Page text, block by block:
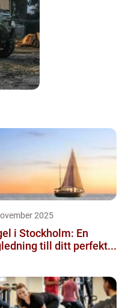
2025
i Stockholm: En
till ditt perfekt...